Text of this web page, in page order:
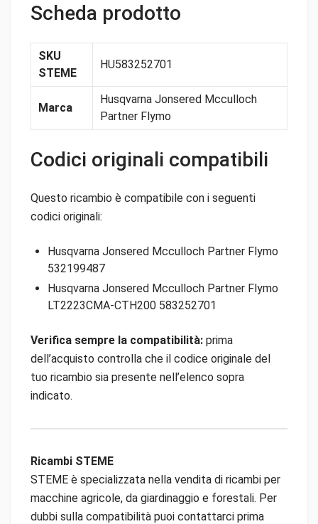
Scheda prodotto
SKU
STEME
HU583252701
Marca
Husqvarna Jonsered Mcculloch
Partner Flymo
Codici originali compatibili
Questo ricambio è compatibile con i seguenti
codici originali:
Husqvarna Jonsered Mcculloch Partner Flymo
532199487
Husqvarna Jonsered Mcculloch Partner Flymo
LT2223CMA-CTH200 583252701
Verifica sempre la compatibilità: prima
dell’acquisto controlla che il codice originale del
tuo ricambio sia presente nell’elenco sopra
indicato.
Ricambi STEME
STEME è specializzata nella vendita di ricambi per
macchine agricole, da giardinaggio e forestali. Per
dubbi sulla compatibilità puoi contattarci prima